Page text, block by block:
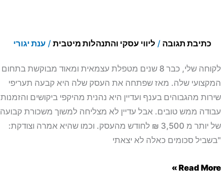
כתיבת תגובה /ליווי עסקי והתנהלות מיטבית/ענת יגורי
לקוחה שלי, כבר 8 שנים מטפלת עצמאית ומאוד מבוקשת בתחום
שלה. מאז שפתחה את העסק שלה היא קבעה תעריפי
מהגבוהים בענף ועדיין היא נהנית מהיקפי ביקושים והזמנות
ממש טובים. אבל עדיין לא מצליחה למשוך משכורת קבועה
של יותר מ 3,500 ₪ לחודש מהעסק. וכמו שהיא אמרה וצודקת:
סכומים כאלה לא יצאתי
Read